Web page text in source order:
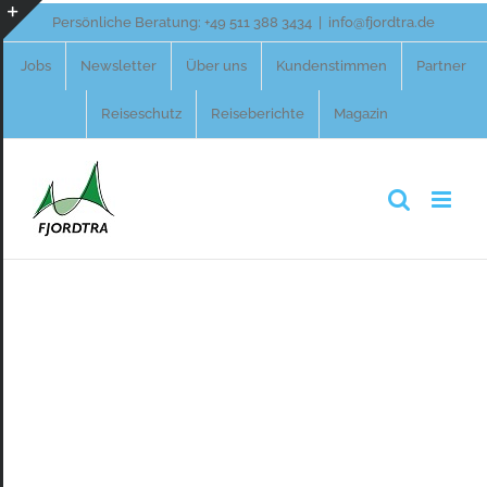
Zum
Persönliche Beratung: +49 511 388 3434 info@fjordtra.de
Jobs Newsletter Über uns Kundenstimmen Partner
Reiseschutz Reiseberichte Magazin
Toggle